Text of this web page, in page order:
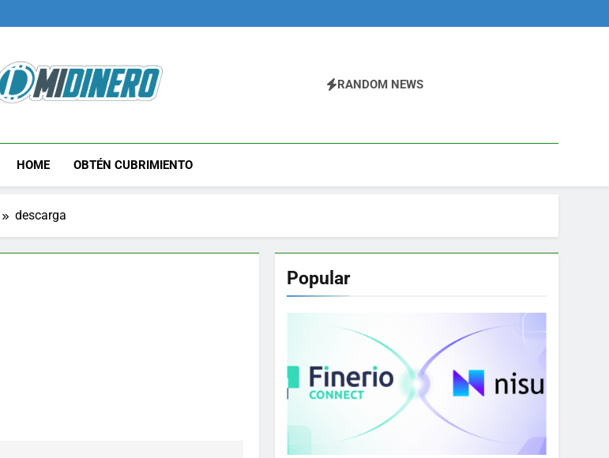
RANDOM NEWS
HOME OBTÉN CUBRIMIENTO
descarga
Popular